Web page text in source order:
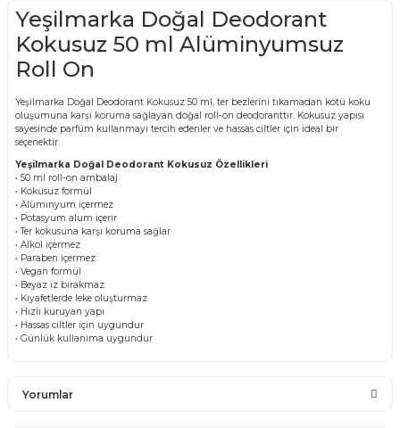
Yeşilmarka Doğal Deodorant
Kokusuz 50 ml Alüminyumsuz
Roll On
Yeşilmarka Doğal Deodorant Kokusuz 50 ml, ter bezlerini tıkamadan kötü koku
oluşumuna karşı koruma sağlayan doğal roll-on deodoranttır. Kokusuz yapısı
sayesinde parfüm kullanmayı tercih edenler ve hassas ciltler için ideal bir
seçenektir.
Yeşilmarka Doğal Deodorant Kokusuz Özellikleri
• 50 ml roll-on ambalaj
• Kokusuz formül
• Alüminyum içermez
• Potasyum alum içerir
• Ter kokusuna karşı koruma sağlar
• Alkol içermez
• Paraben içermez
• Vegan formül
• Beyaz iz bırakmaz
• Kıyafetlerde leke oluşturmaz
• Hızlı kuruyan yapı
• Hassas ciltler için uygundur
• Günlük kullanıma uygundur
Yorumlar